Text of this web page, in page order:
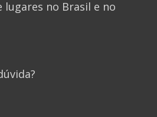
no Brasil e no